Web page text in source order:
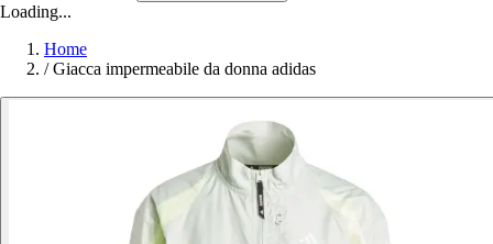
Loading...
Home
/ Giacca impermeabile da donna adidas